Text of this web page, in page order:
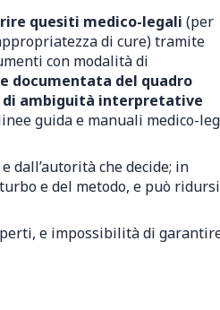
quesiti medico-legali (per
di cure) tramite
con modalità di
documentata del quadro
di ambiguità interpretative
guida e manuali medico-
dall’autorità che decide; in
e del metodo, e può
e impossibilità di